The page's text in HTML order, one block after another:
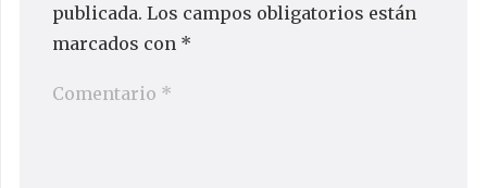
publicada. Los campos obligatorios están
marcados con *